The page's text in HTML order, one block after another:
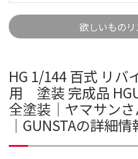
欲しいもの
HG 1/144 百式 リ
用 塗装 完成品
全塗装｜ヤマサン
｜GUNSTAの詳細情